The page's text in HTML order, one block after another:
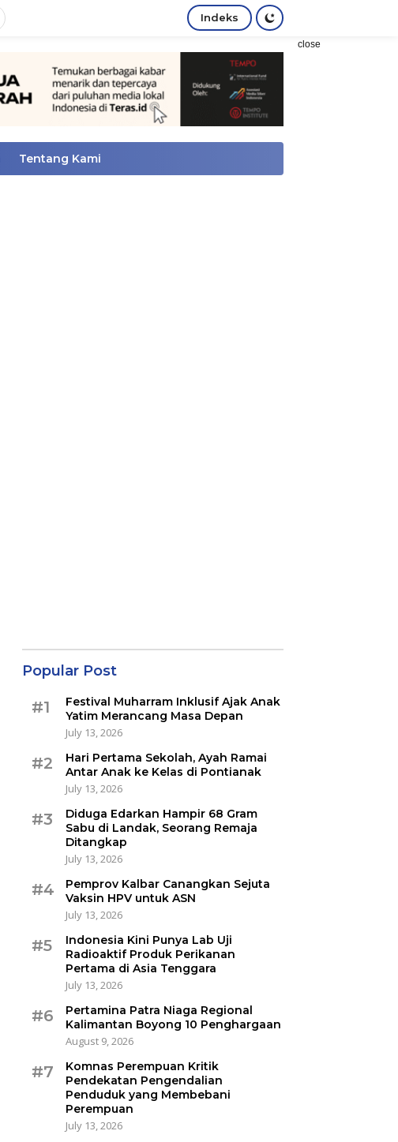
Indeks
close
Tentang Kami
Popular Post
#1
Festival Muharram Inklusif Ajak Anak
Yatim Merancang Masa Depan
July 13, 2026
#2
Hari Pertama Sekolah, Ayah Ramai
Antar Anak ke Kelas di Pontianak
July 13, 2026
#3
Diduga Edarkan Hampir 68 Gram
Sabu di Landak, Seorang Remaja
Ditangkap
July 13, 2026
#4
Pemprov Kalbar Canangkan Sejuta
Vaksin HPV untuk ASN
July 13, 2026
#5
Indonesia Kini Punya Lab Uji
Radioaktif Produk Perikanan
Pertama di Asia Tenggara
July 13, 2026
#6
Pertamina Patra Niaga Regional
Kalimantan Boyong 10 Penghargaan
August 9, 2026
#7
Komnas Perempuan Kritik
Pendekatan Pengendalian
Penduduk yang Membebani
Perempuan
July 13, 2026